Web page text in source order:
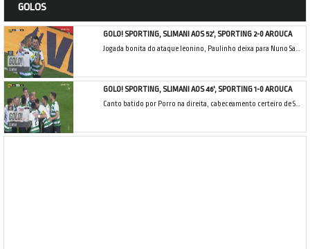
GOLOS
GOLO! SPORTING, SLIMANI AOS 52', SPORTING 2-0 AROUCA
Jogada bonita do ataque leonino, Paulinho deixa para Nuno Santos cruzar, Slimani foge à defesa arouquense e encosta para o fundo da baliza adversária.
GOLO! SPORTING, SLIMANI AOS 46', SPORTING 1-0 AROUCA
Canto batido por Porro na direita, cabeceamento certeiro de Slimani, a bater Victor Braga!